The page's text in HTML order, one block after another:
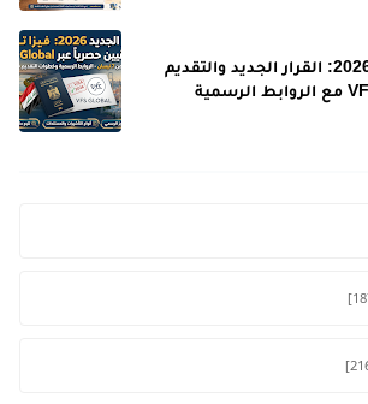
فيزا تركيا للعراقيين 2026: القرار الجديد والتقديم